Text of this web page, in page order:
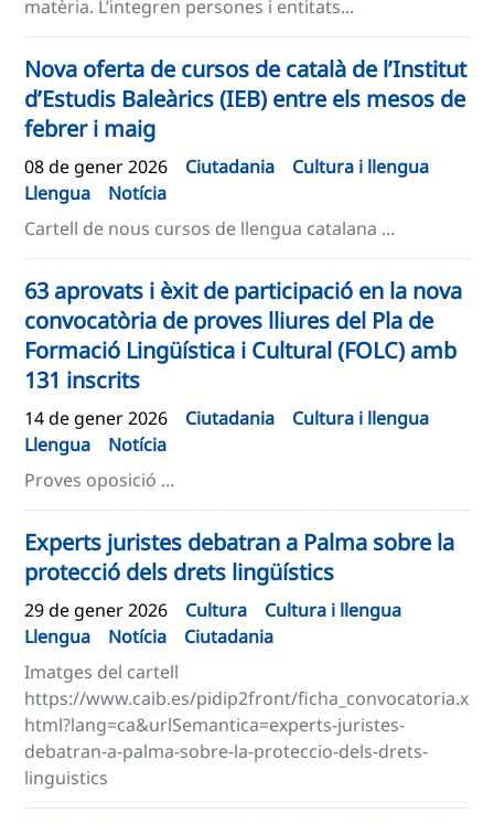
matèria. L’integren persones i entitats...
Nova oferta de cursos de català de l’Institut
d’Estudis Baleàrics (IEB) entre els mesos de
febrer i maig
08 de gener 2026 Ciutadania
Cultura i llengua
Llengua
Notícia
Cartell de nous cursos de llengua catalana ...
63 aprovats i èxit de participació en la nova
convocatòria de proves lliures del Pla de
Formació Lingüística i Cultural (FOLC) amb
131 inscrits
14 de gener 2026 Ciutadania
Cultura i llengua
Llengua
Notícia
Proves oposició ...
Experts juristes debatran a Palma sobre la
protecció dels drets lingüístics
29 de gener 2026 Cultura
Cultura i llengua
Llengua
Notícia
Ciutadania
Imatges del cartell
https://www.caib.es/pidip2front/ficha_convocatoria.x
html?lang=ca&urlSemantica=experts-juristes-
debatran-a-palma-sobre-la-proteccio-dels-drets-
linguistics